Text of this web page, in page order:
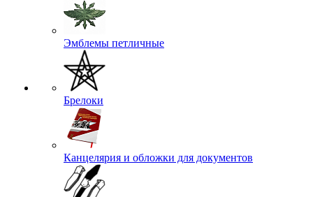
Эмблемы петличные
Брелоки
Канцелярия и обложки для документов